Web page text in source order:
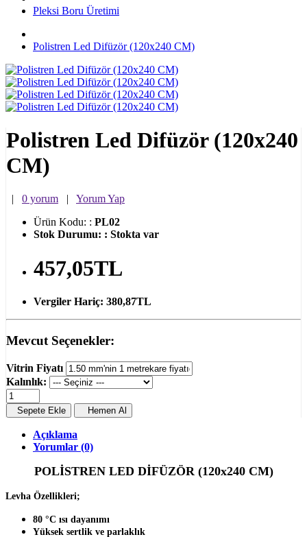
Pleksi Boru Üretimi
Polistren Led Difüzör (120x240 CM)
Polistren Led Difüzör (120x240
CM)
0 yorum
Yorum Yap
Ürün Kodu: : PL02
Stok Durumu: : Stokta var
457,05TL
Vergiler Hariç: 380,87TL
Mevcut Seçenekler:
Vitrin Fiyatı
Kalınlık:
Sepete Ekle Hemen Al
Açıklama
Yorumlar (0)
POLİSTREN LED DİFÜZÖR (120x240 CM)
Levha Özellikleri;
80 °C ısı dayanımı
Yüksek sertlik ve parlaklık